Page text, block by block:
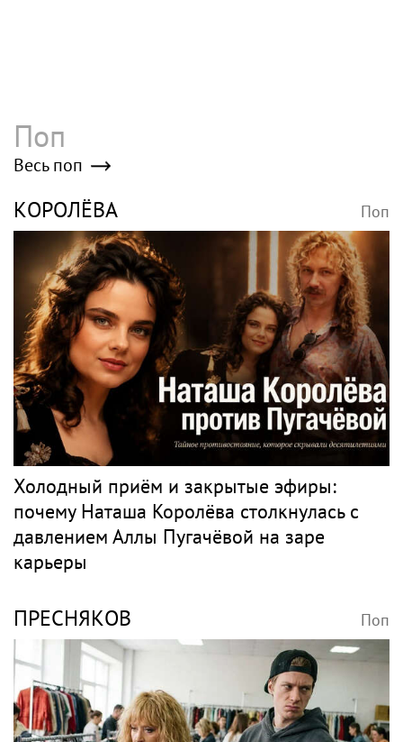
Поп
Весь поп
КОРОЛЁВА Поп
Холодный приём и закрытые эфиры:
почему Наташа Королёва столкнулась с
давлением Аллы Пугачёвой на заре
карьеры
ПРЕСНЯКОВ Поп